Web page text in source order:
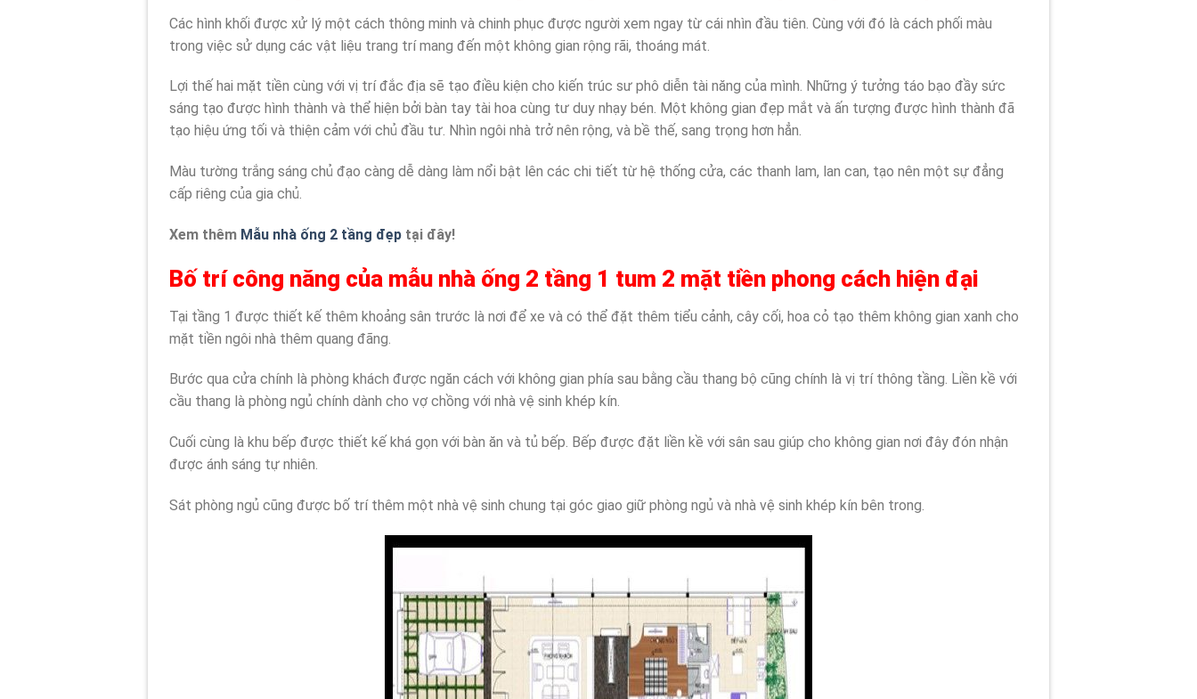
Các hình khối được xử lý một cách thông minh và chinh phục được người xem ngay từ cái nhìn đầu tiên. Cùng với đó là cách phối màu
trong việc sử dụng các vật liệu trang trí mang đến một không gian rộng rãi, thoáng mát.
Lợi thế hai mặt tiền cùng với vị trí đắc địa sẽ tạo điều kiện cho kiến trúc sư phô diễn tài năng của mình. Những ý tưởng táo bạo đầy sức
sáng tạo được hình thành và thể hiện bởi bàn tay tài hoa cùng tư duy nhạy bén. Một không gian đẹp mắt và ấn tượng được hình thành đã
tạo hiệu ứng tối và thiện cảm với chủ đầu tư. Nhìn ngôi nhà trở nên rộng, và bề thế, sang trọng hơn hẳn.
Màu tường trắng sáng chủ đạo càng dễ dàng làm nổi bật lên các chi tiết từ hệ thống cửa, các thanh lam, lan can, tạo nên một sự đẳng
cấp riêng của gia chủ.
Xem thêm Mẫu nhà ống 2 tầng đẹp tại đây!
Bố trí công năng của mẫu nhà ống 2 tầng 1 tum 2 mặt tiền phong cách hiện đại
Tại tầng 1 được thiết kế thêm khoảng sân trước là nơi để xe và có thể đặt thêm tiểu cảnh, cây cối, hoa cỏ tạo thêm không gian xanh cho
mặt tiền ngôi nhà thêm quang đãng.
Bước qua cửa chính là phòng khách được ngăn cách với không gian phía sau bằng cầu thang bộ cũng chính là vị trí thông tầng. Liền kề với
cầu thang là phòng ngủ chính dành cho vợ chồng với nhà vệ sinh khép kín.
Cuối cùng là khu bếp được thiết kế khá gọn với bàn ăn và tủ bếp. Bếp được đặt liền kề với sân sau giúp cho không gian nơi đây đón nhận
được ánh sáng tự nhiên.
Sát phòng ngủ cũng được bố trí thêm một nhà vệ sinh chung tại góc giao giữ phòng ngủ và nhà vệ sinh khép kín bên trong.